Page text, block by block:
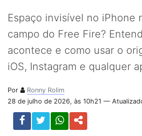
Espaço invisível no iPhone
campo do Free Fire?
acontece e como usar o
iOS, Instagram e qualquer
Por
Ronny Rolim
28 de julho de 2026, às 10h21 —